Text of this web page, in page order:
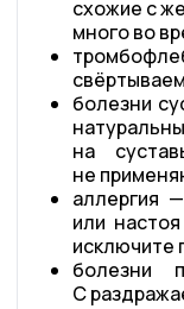
схожие с
много во
болезни
на
не
аллергия
или
исключите
болезни
С